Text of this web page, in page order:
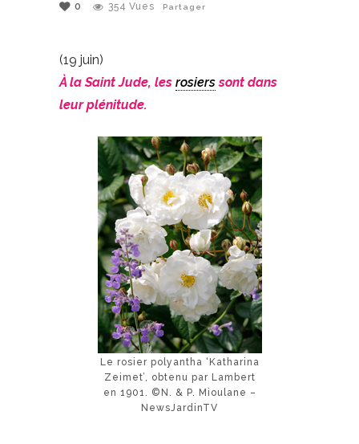
0
354 Vues Partager
(19 juin)
À la Saint Jude, les rosierssont dans
leur plénitude.
Le rosier polyantha ‘Katharina
Zeimet’, obtenu par Lambert
en 1901. ©N. & P. Mioulane –
NewsJardinTV